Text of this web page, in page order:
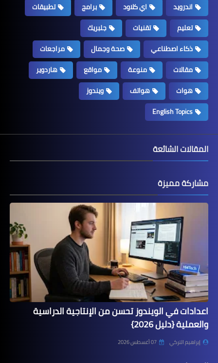
اندرويد
اي كلاود برامج
تطبيقات
تعليم
تقنيات
جلبريك
ذكاء اصطناعي
صحة وجمال
مراجعات
مقالات
منوعة مواقع
هاردوير
هوات
هواتف
ويندوز
English Topics
المقالات الشائعة
مشاركة مميزة
اعدادات في الويندوز تحسن من الإنتاجية الدراسية
والعملية {دليل 2026}
إبراهيم التركي 07 أغسطس 2026